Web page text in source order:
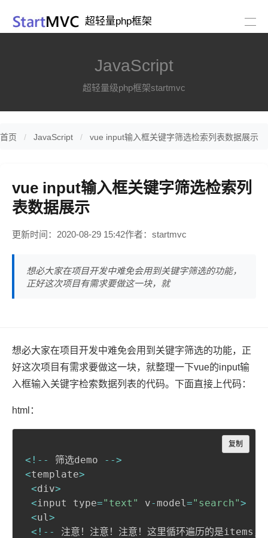
超轻量php框架
JavaScript
超轻量级php框架startmvc
首页 JavaScript vue input输入框关键字筛选检索列表数据展示
vue input输入框关键字筛选检索列
表数据展示
更新时间：2020-08-29 15:42作者：startmvc
想必大家在项目开发中难免会用到关键字筛选的功能，
正好这次项目有需求要做这一块，就
想必大家在项目开发中难免会用到关键字筛选的功能，正
好这次项目有需求要做这一块，就整理一下vue的input输
入框输入关键字检索数据列表的代码。下面直接上代码：
html：
< ! -- 筛选demo -->
<template>
<div>
<input type="text" v- model="search">
<ul>
< ! --
注意！注意！注意！这里循环遍历的是
复制
Copy